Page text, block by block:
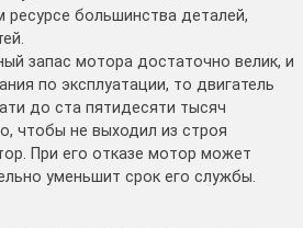
ресурсе большинства деталей,
запас мотора достаточно велик, и
по эксплуатации, то двигатель
до ста пятидесяти тысяч
чтобы не выходил из строя
При его отказе мотор может
уменьшит срок его службы.